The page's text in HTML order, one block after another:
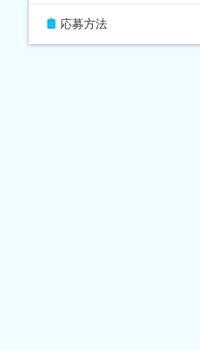
応募方法